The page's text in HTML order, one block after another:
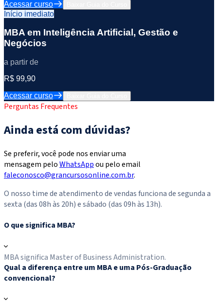
Acessar curso
Início imediato
MBA em Inteligência Artificial, Gestão e
Negócios
a partir de
R$ 99,90
Acessar curso
Perguntas Frequentes
Ainda está com dúvidas?
Se preferir, você pode nos enviar uma
mensagem peloWhatsAppou pelo email
faleconosco@grancursosonline.com.br.
O nosso time de atendimento de vendas funciona de segunda a
sexta (das 08h às 20h) e sábado (das 09h às 13h).
O que significa MBA?
MBA significa Master of Business Administration.
Qual a diferença entre um MBA e uma Pós-Graduação
convencional?